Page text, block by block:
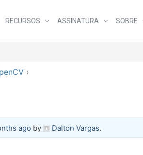
RECURSOS ASSINATURA SOBRE
›
ago by Dalton Vargas.